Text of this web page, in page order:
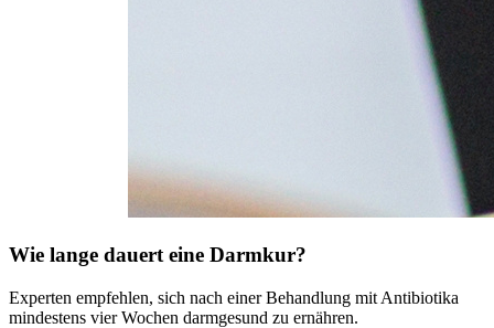
Wie lange dauert eine Darmkur?
Experten empfehlen, sich nach einer Behandlung mit Antibiotika
mindestens vier Wochen darmgesund zu ernähren.